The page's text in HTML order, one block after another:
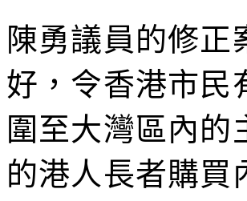
陳勇議員的修正
好，令香港市民
圍至大灣區內
的港人長者購買